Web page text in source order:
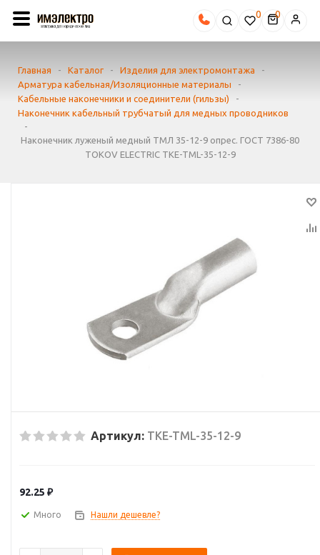
0
Главная - Каталог - Изделия для электромонтажа
-
Арматура кабельная/Изоляционные материалы
-
Кабельные наконечники и соединители (гильзы)
-
Наконечник кабельный трубчатый для медных проводников
-
Наконечник луженый медный ТМЛ 35-12-9 опрес. ГОСТ 7386-80
TOKOV ELECTRIC TKE-TML-35-12-9
Артикул: TKE-TML-35-12-9
92.25 ₽
Много Нашли дешевле?